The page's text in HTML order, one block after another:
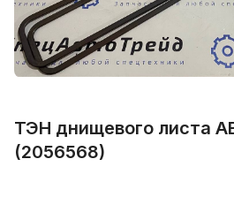
ТЭН днищевого листа
(2056568)